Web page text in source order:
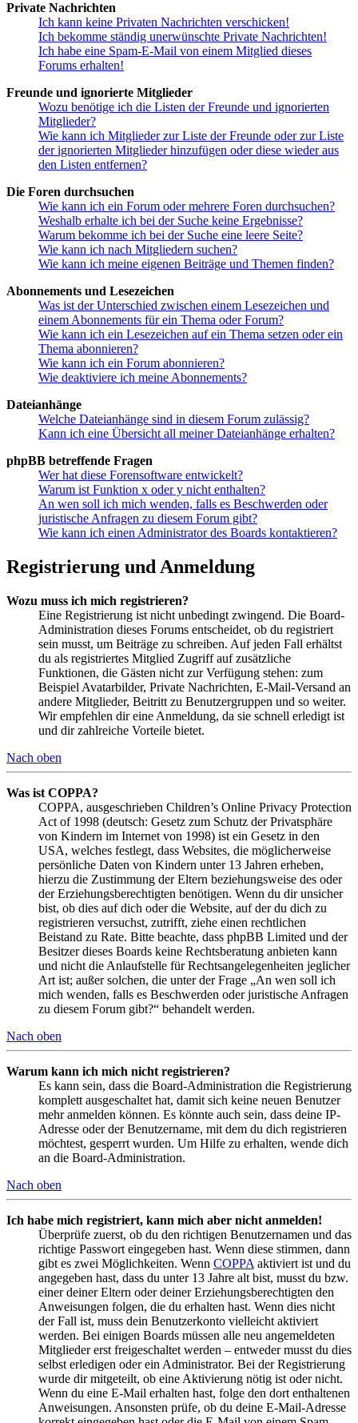
Private Nachrichten
Ich kann keine Privaten Nachrichten verschicken!
Ich bekomme ständig unerwünschte Private Nachrichten!
Ich habe eine Spam-E-Mail von einem Mitglied dieses
Forums erhalten!
Freunde und ignorierte Mitglieder
Wozu benötige ich die Listen der Freunde und ignorierten
Mitglieder?
Wie kann ich Mitglieder zur Liste der Freunde oder zur Liste
der ignorierten Mitglieder hinzufügen oder diese wieder aus
den Listen entfernen?
Die Foren durchsuchen
Wie kann ich ein Forum oder mehrere Foren durchsuchen?
Weshalb erhalte ich bei der Suche keine Ergebnisse?
Warum bekomme ich bei der Suche eine leere Seite?
Wie kann ich nach Mitgliedern suchen?
Wie kann ich meine eigenen Beiträge und Themen finden?
Abonnements und Lesezeichen
Was ist der Unterschied zwischen einem Lesezeichen und
einem Abonnements für ein Thema oder Forum?
Wie kann ich ein Lesezeichen auf ein Thema setzen oder ein
Thema abonnieren?
Wie kann ich ein Forum abonnieren?
Wie deaktiviere ich meine Abonnements?
Dateianhänge
Welche Dateianhänge sind in diesem Forum zulässig?
Kann ich eine Übersicht all meiner Dateianhänge erhalten?
phpBB betreffende Fragen
Wer hat diese Forensoftware entwickelt?
Warum ist Funktion x oder y nicht enthalten?
An wen soll ich mich wenden, falls es Beschwerden oder
juristische Anfragen zu diesem Forum gibt?
Wie kann ich einen Administrator des Boards kontaktieren?
Registrierung und Anmeldung
Wozu muss ich mich registrieren?
Eine Registrierung ist nicht unbedingt zwingend. Die Board-
Administration dieses Forums entscheidet, ob du registriert
sein musst, um Beiträge zu schreiben. Auf jeden Fall erhältst
du als registriertes Mitglied Zugriff auf zusätzliche
Funktionen, die Gästen nicht zur Verfügung stehen: zum
Beispiel Avatarbilder, Private Nachrichten, E-Mail-Versand an
andere Mitglieder, Beitritt zu Benutzergruppen und so weiter.
Wir empfehlen dir eine Anmeldung, da sie schnell erledigt ist
und dir zahlreiche Vorteile bietet.
Nach oben
Was ist COPPA?
COPPA, ausgeschrieben Children’s Online Privacy Protection
Act of 1998 (deutsch: Gesetz zum Schutz der Privatsphäre
von Kindern im Internet von 1998) ist ein Gesetz in den
USA, welches festlegt, dass Websites, die möglicherweise
persönliche Daten von Kindern unter 13 Jahren erheben,
hierzu die Zustimmung der Eltern beziehungsweise des oder
der Erziehungsberechtigten benötigen. Wenn du dir unsicher
bist, ob dies auf dich oder die Website, auf der du dich zu
registrieren versuchst, zutrifft, ziehe einen rechtlichen
Beistand zu Rate. Bitte beachte, dass phpBB Limited und der
Besitzer dieses Boards keine Rechtsberatung anbieten kann
und nicht die Anlaufstelle für Rechtsangelegenheiten jeglicher
Art ist; außer solchen, die unter der Frage „An wen soll ich
mich wenden, falls es Beschwerden oder juristische Anfragen
zu diesem Forum gibt?“ behandelt werden.
Nach oben
Warum kann ich mich nicht registrieren?
Es kann sein, dass die Board-Administration die Registrierung
komplett ausgeschaltet hat, damit sich keine neuen Benutzer
mehr anmelden können. Es könnte auch sein, dass deine IP-
Adresse oder der Benutzername, mit dem du dich registrieren
möchtest, gesperrt wurden. Um Hilfe zu erhalten, wende dich
an die Board-Administration.
Nach oben
Ich habe mich registriert, kann mich aber nicht anmelden!
Überprüfe zuerst, ob du den richtigen Benutzernamen und das
richtige Passwort eingegeben hast. Wenn diese stimmen, dann
gibt es zwei Möglichkeiten. Wenn COPPA aktiviert ist und du
angegeben hast, dass du unter 13 Jahre alt bist, musst du bzw.
einer deiner Eltern oder deiner Erziehungsberechtigten den
Anweisungen folgen, die du erhalten hast. Wenn dies nicht
der Fall ist, muss dein Benutzerkonto vielleicht aktiviert
werden. Bei einigen Boards müssen alle neu angemeldeten
Mitglieder erst freigeschaltet werden – entweder musst du dies
selbst erledigen oder ein Administrator. Bei der Registrierung
wurde dir mitgeteilt, ob eine Aktivierung nötig ist oder nicht.
Wenn du eine E-Mail erhalten hast, folge den dort enthaltenen
Anweisungen. Ansonsten prüfe, ob du deine E-Mail-Adresse